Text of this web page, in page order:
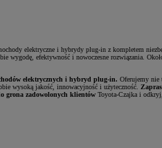
elektryczne i hybrydy plug-in z kompletem
wygodę, efektywność i nowoczesne rozwiązania.
elektrycznych i hybryd plug-in. Oferujemy nie
wysoką jakość, innowacyjność i użyteczność.
grona zadowolonych klientów Toyota-Czajka i